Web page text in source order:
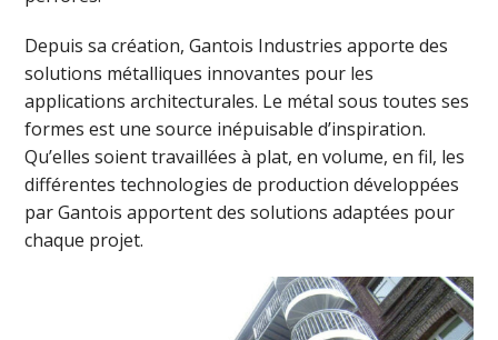
Depuis sa création, Gantois Industries apporte des
solutions métalliques innovantes pour les
applications architecturales. Le métal sous toutes ses
formes est une source inépuisable d’inspiration.
Qu’elles soient travaillées à plat, en volume, en fil, les
différentes technologies de production développées
par Gantois apportent des solutions adaptées pour
chaque projet.